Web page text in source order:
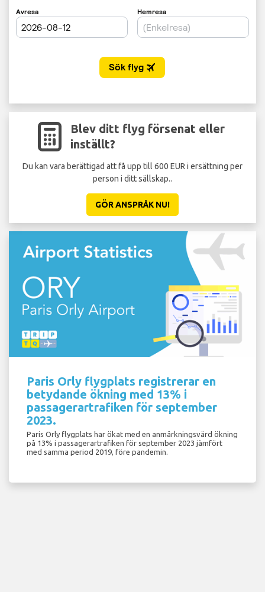
Blev ditt flyg försenat eller
inställt?
Du kan vara berättigad att få upp till 600 EUR i ersättning per
person i ditt sällskap..
GÖR ANSPRÅK NU!
Paris Orly flygplats registrerar en
betydande ökning med 13% i
passagerartrafiken för september
2023.
Paris Orly flygplats har ökat med en anmärkningsvärd ökning
på 13% i passagerartrafiken för september 2023 jämfört
med samma period 2019, före pandemin.